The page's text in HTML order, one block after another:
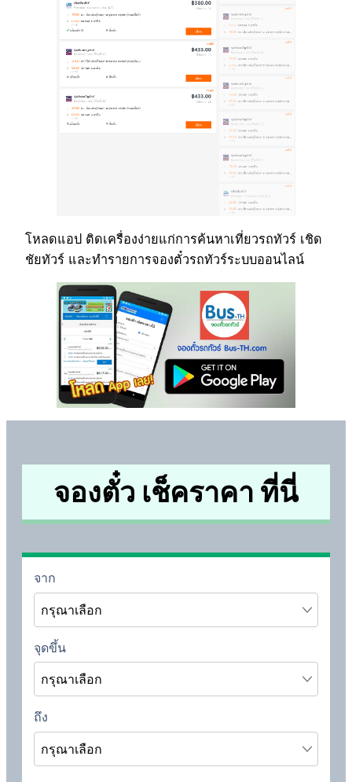
โหลดแอป ติดเครื่องง่ายแก่การค้นหาเที่ยวรถทัวร์ เชิด
ชัยทัวร์ และทำรายการจองตั๋วรถทัวร์ระบบออนไลน์
จองตั๋ว เช็คราคา ที่นี่